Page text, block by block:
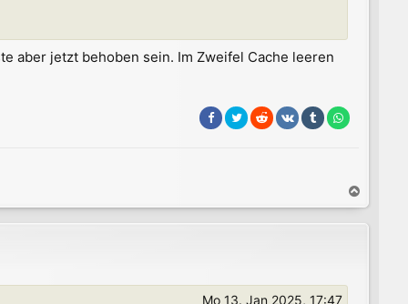
aber jetzt behoben sein. Im Zweifel Cache leeren
a
c
Mo 13. Jan 2025, 17:47